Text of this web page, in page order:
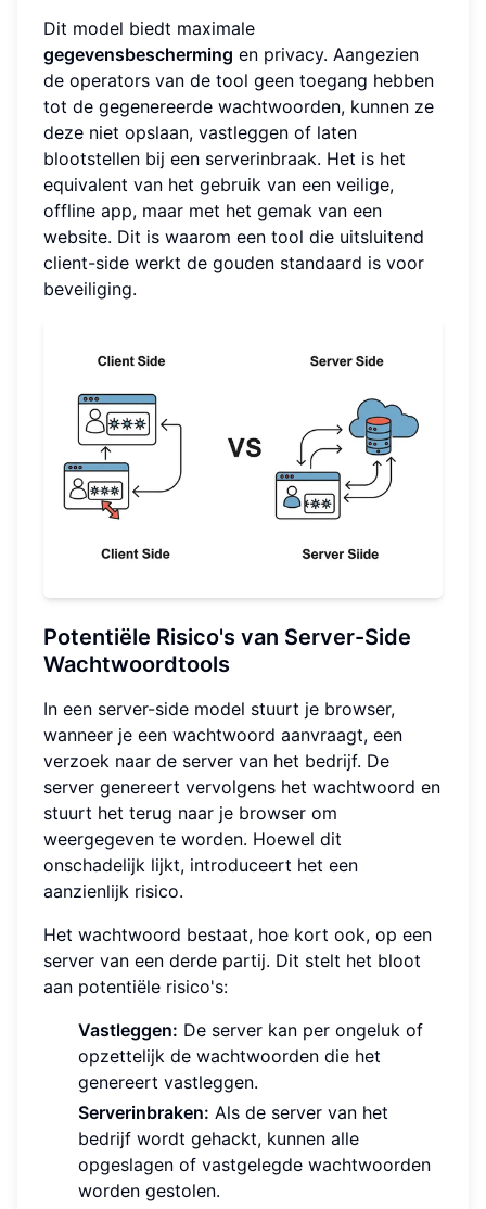
Dit model biedt maximale
gegevensbescherming en privacy. Aangezien
de operators van de tool geen toegang hebben
tot de gegenereerde wachtwoorden, kunnen ze
deze niet opslaan, vastleggen of laten
blootstellen bij een serverinbraak. Het is het
equivalent van het gebruik van een veilige,
offline app, maar met het gemak van een
website. Dit is waarom een tool die uitsluitend
client-side werkt de gouden standaard is voor
beveiliging.
Potentiële Risico's van Server-Side
Wachtwoordtools
In een server-side model stuurt je browser,
wanneer je een wachtwoord aanvraagt, een
verzoek naar de server van het bedrijf. De
server genereert vervolgens het wachtwoord en
stuurt het terug naar je browser om
weergegeven te worden. Hoewel dit
onschadelijk lijkt, introduceert het een
aanzienlijk risico.
Het wachtwoord bestaat, hoe kort ook, op een
server van een derde partij. Dit stelt het bloot
aan potentiële risico's:
Vastleggen: De server kan per ongeluk of
opzettelijk de wachtwoorden die het
genereert vastleggen.
Serverinbraken: Als de server van het
bedrijf wordt gehackt, kunnen alle
opgeslagen of vastgelegde wachtwoorden
worden gestolen.